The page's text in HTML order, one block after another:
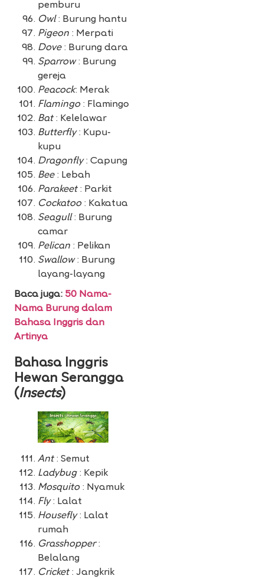
pemburu
Owl: Burung hantu
Pigeon : Merpati
Dove: Burung dara
Sparrow: Burung
gereja
Peacock: Merak
Flamingo: Flamingo
Bat: Kelelawar
Butterfly: Kupu-
kupu
Dragonfly: Capung
Bee: Lebah
Parakeet: Parkit
Cockatoo: Kakatua
Seagull: Burung
camar
Pelican : Pelikan
Swallow: Burung
layang-layang
Baca juga: 50 Nama-
Nama Burung dalam
Bahasa Inggris dan
Artinya
Bahasa Inggris
Hewan Serangga
(Insects)
Ant: Semut
Ladybug: Kepik
Mosquito: Nyamuk
Fly: Lalat
Housefly: Lalat
rumah
Grasshopper:
Belalang
Cricket: Jangkrik